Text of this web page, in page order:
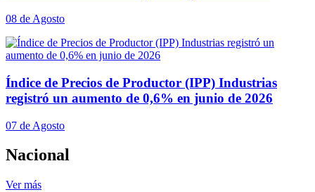
08 de Agosto
Índice de Precios de Productor (IPP) Industrias
registró un aumento de 0,6% en junio de 2026
07 de Agosto
Nacional
Ver más